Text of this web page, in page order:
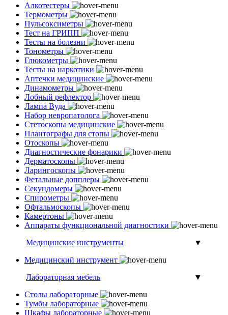
Алкотестеры
Термометры
Пульсоксиметры
Тест на ГРИПП
Тесты на болезни
Тонометры
Глюкометры
Тесты на наркотики
Аптечки медицинские
Динамометры
Лобный рефлектор
Лампа Вуда
Набор невропатолога
Стетоскопы медицинские
Плантографы для стопы
Отоскопы
Диагностические фонарики
Дерматоскопы
Ларингоскопы
Фетальные допплеры
Секундомеры
Спирометры
Офтальмоскопы
Камертоны
Аппараты функциональной диагностики
Медицинские инструменты
▼
Медицинский инструмент
Лабораторная мебель
▼
Столы лабораторные
Тумбы лабораторные
Шкафы лабораторные